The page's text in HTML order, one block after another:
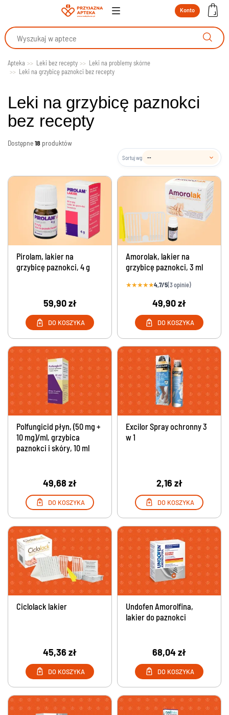
Konto
Apteka Leki bez recepty
Leki na problemy skórne
Leki na grzybicę paznokci bez recepty
Leki na grzybicę paznokci
bez recepty
Dostępne18 produktów
Sortuj wg
Pirolam, lakier na
grzybicę paznokci, 4 g
59,90 zł
DO KOSZYKA
Amorolak, lakier na
grzybicę paznokci, 3 ml
★★★★★4,7/5(3 opinie)
49,90 zł
DO KOSZYKA
Polfungicid płyn, (50 mg +
10 mg)/ml, grzybica
paznokci i skóry, 10 ml
49,68 zł
DO KOSZYKA
Excilor Spray ochronny 3
w 1
2,16 zł
DO KOSZYKA
Ciclolack lakier
45,36 zł
DO KOSZYKA
Undofen Amorolfina,
lakier do paznokci
68,04 zł
DO KOSZYKA